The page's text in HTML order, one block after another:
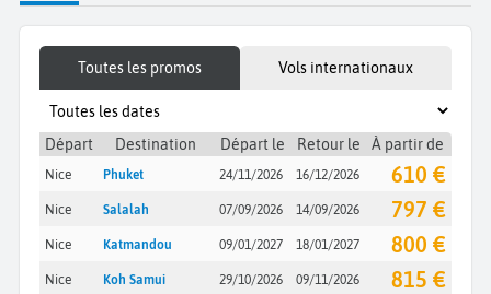
Toutes les promos Vols internationaux
Départ Destination Départ le Retour le À partir de
Nice Phuket 24/11/2026 16/12/2026 610 €
Nice Salalah 07/09/2026 14/09/2026 797 €
Nice Katmandou 09/01/2027 18/01/2027 800 €
Nice Koh Samui 29/10/2026 09/11/2026 815 €